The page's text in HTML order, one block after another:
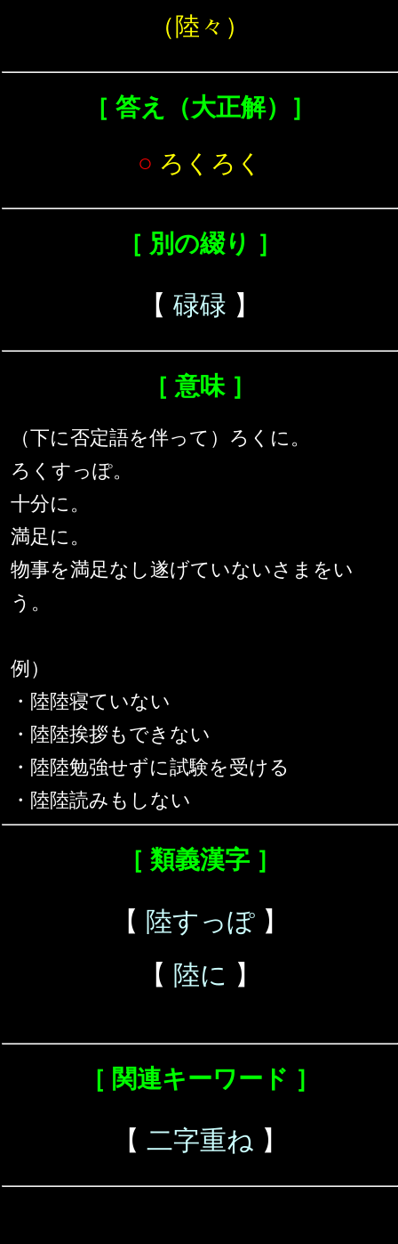
（陸々）
［ 答え（大正解）］
○ ろくろく
［ 別の綴り ］
【 碌碌 】
［ 意味 ］
（下に否定語を伴って）ろくに。
ろくすっぽ。
十分に。
満足に。
物事を満足なし遂げていないさまをい
う。
例）
・陸陸寝ていない
・陸陸挨拶もできない
・陸陸勉強せずに試験を受ける
・陸陸読みもしない
［ 類義漢字 ］
【 陸すっぽ】
【 陸に 】
［ 関連キーワード ］
【 二字重ね 】